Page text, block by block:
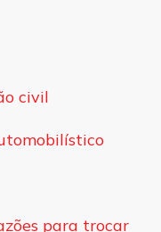
civil
para trocar